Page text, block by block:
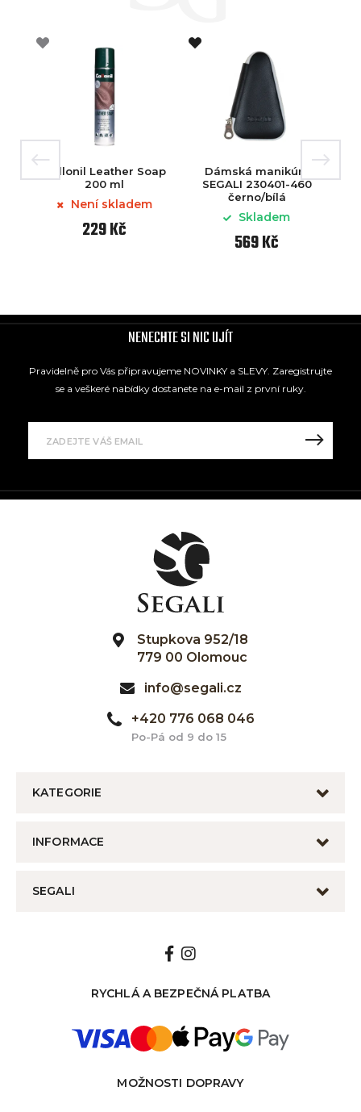
Collonil Leather Soap
200 ml
Není skladem
229 Kč
Dámská manikúra
SEGALI 230401-460
černo/bílá
Skladem
569 Kč
NENECHTE SI NIC UJÍT
Pravidelně pro Vás připravujeme NOVINKY a SLEVY. Zaregistrujte
se a veškeré nabídky dostanete na e-mail z první ruky.
Stupkova 952/18
779 00 Olomouc
info@segali.cz
+420 776 068 046
Po-Pá od 9 do 15
KATEGORIE
INFORMACE
SEGALI
RYCHLÁ A BEZPEČNÁ PLATBA
MOŽNOSTI DOPRAVY